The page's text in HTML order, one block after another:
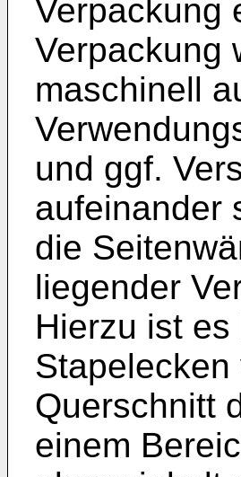
Verpackung
Verpackung
maschinell
und ggf.
aufeinander
die
liegender
Hierzu ist
Querschnitt
einem